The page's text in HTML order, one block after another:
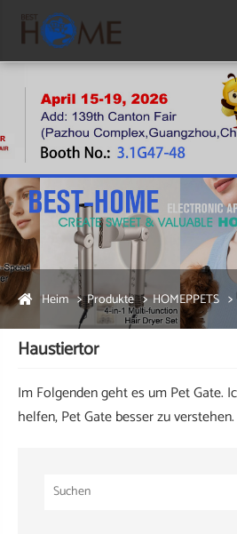
Heim Produkte HOMEPPETS
Haustiertor
Im Folgenden geht es um Pet Gate.
helfen, Pet Gate besser zu verstehen.